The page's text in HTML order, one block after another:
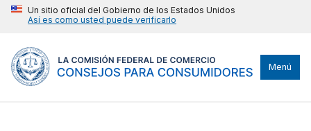
Un sitio oficial del Gobierno de los Estados Unidos
Así es como usted puede verificarlo
Menú